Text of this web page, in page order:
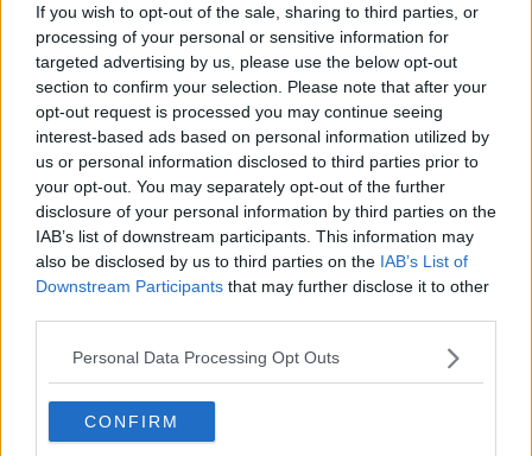
If you wish to opt-out of the sale, sharing to third parties, or
processing of your personal or sensitive information for
targeted advertising by us, please use the below opt-out
section to confirm your selection. Please note that after your
opt-out request is processed you may continue seeing
interest-based ads based on personal information utilized by
us or personal information disclosed to third parties prior to
your opt-out. You may separately opt-out of the further
disclosure of your personal information by third parties on the
IAB’s list of downstream participants. This information may
also be disclosed by us to third parties on the IAB’s List of
Downstream Participants that may further disclose it to other
Personal Data Processing Opt Outs
CONFIRM
del mese. Se non hai un partner, l’occasione migliore, per trovare la
persona giusta, sará dopo il 23 maggio, con l’entrata di Venere nel
segno dei Gemelli. Il 26 maggio ci arriverá pure Giove, quindi avrai
ambedue pianeti benefici dalla tua parte. Ottima probabilitá di
concludere affari vantaggiosi, se hai un’azienda, nell’ultima
settimana del mese.
SCORPIONE
Il mese di maggio parte in modo tranquillo, con quasi tutti pianeti al
tuo favore, oppure in posizione neutra. Solo ai nativi di fine ottobre
potrebbe essere critica la prima domenica del mese, quando ci
potrebbe essere un litigio con il partner, oppure perfino una
voglia di iniziare qualcosa totalmente nuova nella tua vita. Il 13 e il
15 maggio saranno ancora giornate a rischio di incomprensione, di
litigio, specialmente per i nativi di fine ottobre. Proseguirá tutto in
modo normale, senza grandi sorprese. A livello della vita
sentimentale, Venere in Toro ti potrebbe dare la possibilitá, di
portare avanti la tua relazione, come vorresti. Se non hai un